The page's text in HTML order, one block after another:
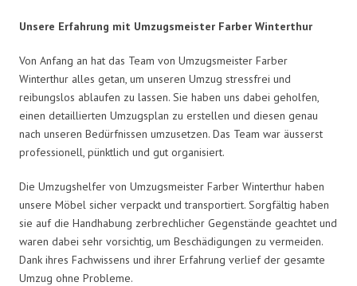
Unsere Erfahrung mit Umzugsmeister Farber Winterthur
Von Anfang an hat das Team von Umzugsmeister Farber
Winterthur alles getan, um unseren Umzug stressfrei und
reibungslos ablaufen zu lassen. Sie haben uns dabei geholfen,
einen detaillierten Umzugsplan zu erstellen und diesen genau
nach unseren Bedürfnissen umzusetzen. Das Team war äusserst
professionell, pünktlich und gut organisiert.
Die Umzugshelfer von Umzugsmeister Farber Winterthur haben
unsere Möbel sicher verpackt und transportiert. Sorgfältig haben
sie auf die Handhabung zerbrechlicher Gegenstände geachtet und
waren dabei sehr vorsichtig, um Beschädigungen zu vermeiden.
Dank ihres Fachwissens und ihrer Erfahrung verlief der gesamte
Umzug ohne Probleme.